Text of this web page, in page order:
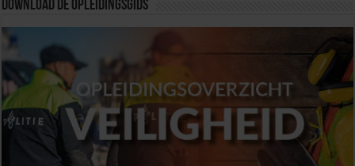
Download de opleidingsgids